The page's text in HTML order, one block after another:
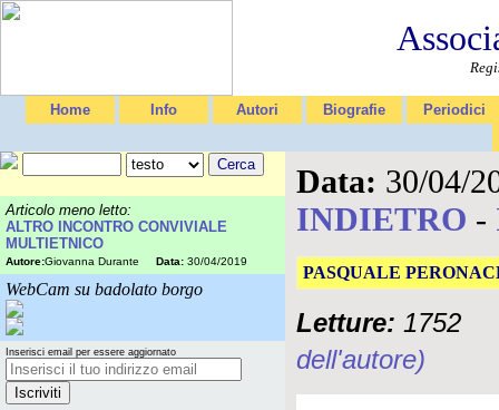
Home Info Autori Biografie Periodici
Articolo meno letto:
ALTRO INCONTRO CONVIVIALE
MULTIETNICO
Autore:Giovanna Durante Data: 30/04/2019
WebCam su badolato borgo
Inserisci email per essere aggiornato
Data: 30/04/
INDIETRO -
PASQUALE
Letture: 1752
dell'autore)